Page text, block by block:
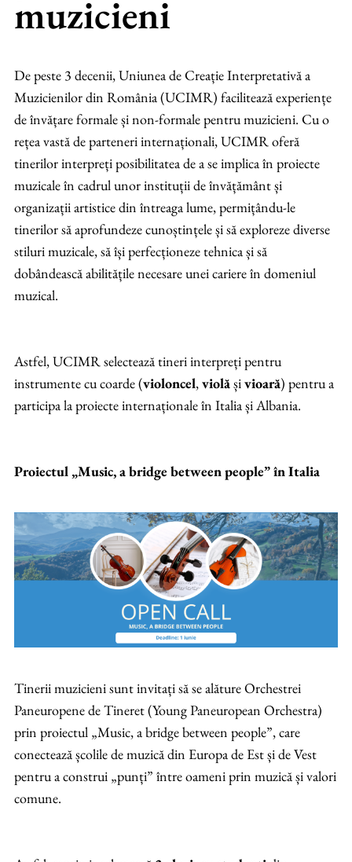
muzicieni
De peste 3 decenii, Uniunea de Creație Interpretativă a
Muzicienilor din România (UCIMR) facilitează experiențe
de învățare formale și non-formale pentru muzicieni. Cu o
rețea vastă de parteneri internaționali, UCIMR oferă
tinerilor interpreți posibilitatea de a se implica în proiecte
muzicale în cadrul unor instituții de învățământ și
organizații artistice din întreaga lume, permițându-le
tinerilor să aprofundeze cunoștințele și să exploreze diverse
stiluri muzicale, să își perfecționeze tehnica și să
dobândească abilitățile necesare unei cariere în domeniul
muzical.
Astfel, UCIMR selectează tineri interpreți pentru
instrumente cu coarde (violoncel,violășivioară) pentru a
participa la proiecte internaționale în Italia și Albania.
Proiectul „Music, a bridge between people” în Italia
Tinerii muzicieni sunt invitați să se alăture Orchestrei
Paneuropene de Tineret (Young Paneuropean Orchestra)
prin proiectul „Music, a bridge between people”, care
conectează școlile de muzică din Europa de Est și de Vest
pentru a construi „punți” între oameni prin muzică și valori
comune.